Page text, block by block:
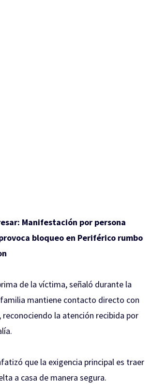
Manifestación por persona
bloqueo en Periférico rumbo
de la víctima, señaló durante la
mantiene contacto directo con
la atención recibida por
que la exigencia principal es traer
a casa de manera segura.